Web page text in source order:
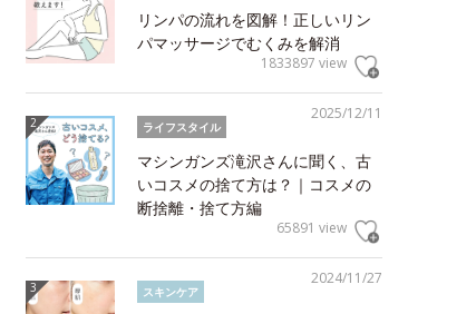
リンパの流れを図解！正しいリン
パマッサージでむくみを解消
1833897 view
2025/12/11
ライフスタイル
マシンガンズ滝沢さんに聞く、古
いコスメの捨て方は？｜コスメの
断捨離・捨て方編
65891 view
2024/11/27
スキンケア